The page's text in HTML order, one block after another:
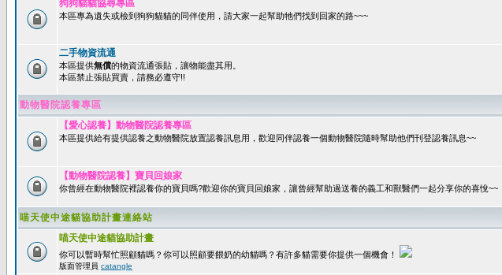
狗狗貓貓協尋專區
本區專為遺失或檢到狗狗貓貓的同伴使用，請大家一起幫助牠們找到回家的路~~~
二手物資流通
本區提供無償的物資流通張貼，讓物能盡其用。
本區禁止張貼買賣，請務必遵守!!
動物醫院認養專區
【愛心認養】動物醫院認養專區
本區提供給有提供認養之動物醫院放置認養訊息用，歡迎同伴認養一個動物醫院隨時幫助他們刊登認養訊息~~
【動物醫院認養】寶貝回娘家
你曾經在動物醫院裡認養你的寶貝嗎?歡迎你的寶貝回娘家，讓曾經幫助過送養的義工和獸醫們一起分享你的喜悅~~
喵天使中途貓協助計畫連絡站
喵天使中途貓協助計畫
你可以暫時幫忙照顧貓嗎？你可以照顧要餵奶的幼貓嗎？有許多貓需要你提供一個機會！
版面管理員 catangle